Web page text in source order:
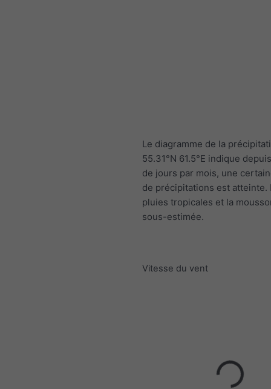
Le diagramme de la
55.31°N 61.5°E indique
de jours par mois, une
de précipitations est atteinte.
pluies tropicales et la
sous-estimée.
Vitesse du vent